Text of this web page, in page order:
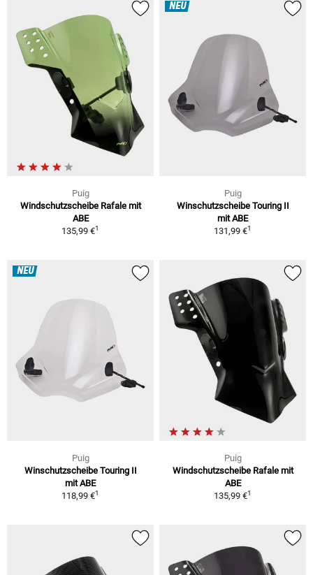
Puig
Windschutzscheibe Rafale mit
ABE
135,99 €1
NEU
Puig
Winschutzscheibe Touring II
mit ABE
131,99 €1
NEU
Puig
Winschutzscheibe Touring II
mit ABE
118,99 €1
Puig
Windschutzscheibe Rafale mit
ABE
135,99 €1